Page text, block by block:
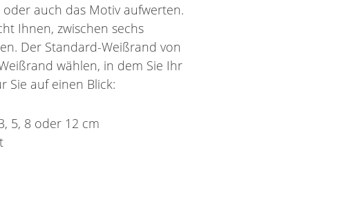
auch das Motiv aufwerten.
Ihnen, zwischen sechs
Der Standard-Weißrand von
wählen, in dem Sie Ihr
Sie auf einen Blick:
5, 8 oder 12 cm